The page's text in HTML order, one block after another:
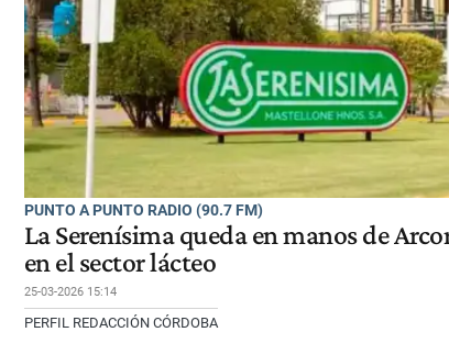
PUNTO A PUNTO RADIO (90.7 FM)
La Serenísima queda en manos de
en el sector lácteo
25-03-2026 15:14
PERFIL REDACCIÓN CÓRDOBA